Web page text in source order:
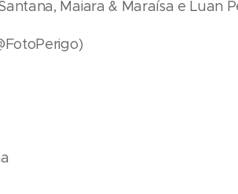
Maiara & Maraísa e Luan